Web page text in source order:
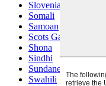
Slovenian
Somali
Samoan
Scots Gaelic
Shona
Sindhi
Sundanese
Swahili